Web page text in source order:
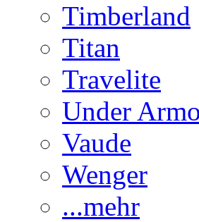
Timberland
Titan
Travelite
Under
Vaude
Wenger
...mehr